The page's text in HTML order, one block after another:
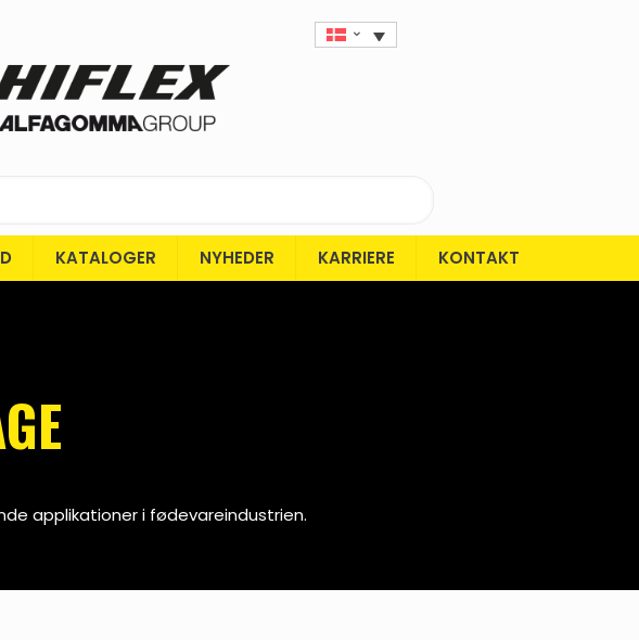
KATALOGER NYHEDER KARRIERE KONTAKT
applikationer i fødevareindustrien.